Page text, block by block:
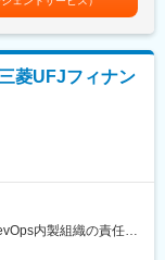
）を実施し、その後
通じて業務や成長支
の相談会を行い、気
ております。
それぞれが改善意識
発
テナ技術のご経験者
賃金はあくまでも目
性があります。月給
菱UFJフィナン
内製組織の責任者